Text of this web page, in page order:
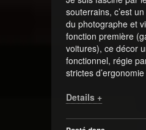
souterrains, c’est
du photographe et
fonction première
voitures), ce décor
fonctionnel, régie
strictes
Details +